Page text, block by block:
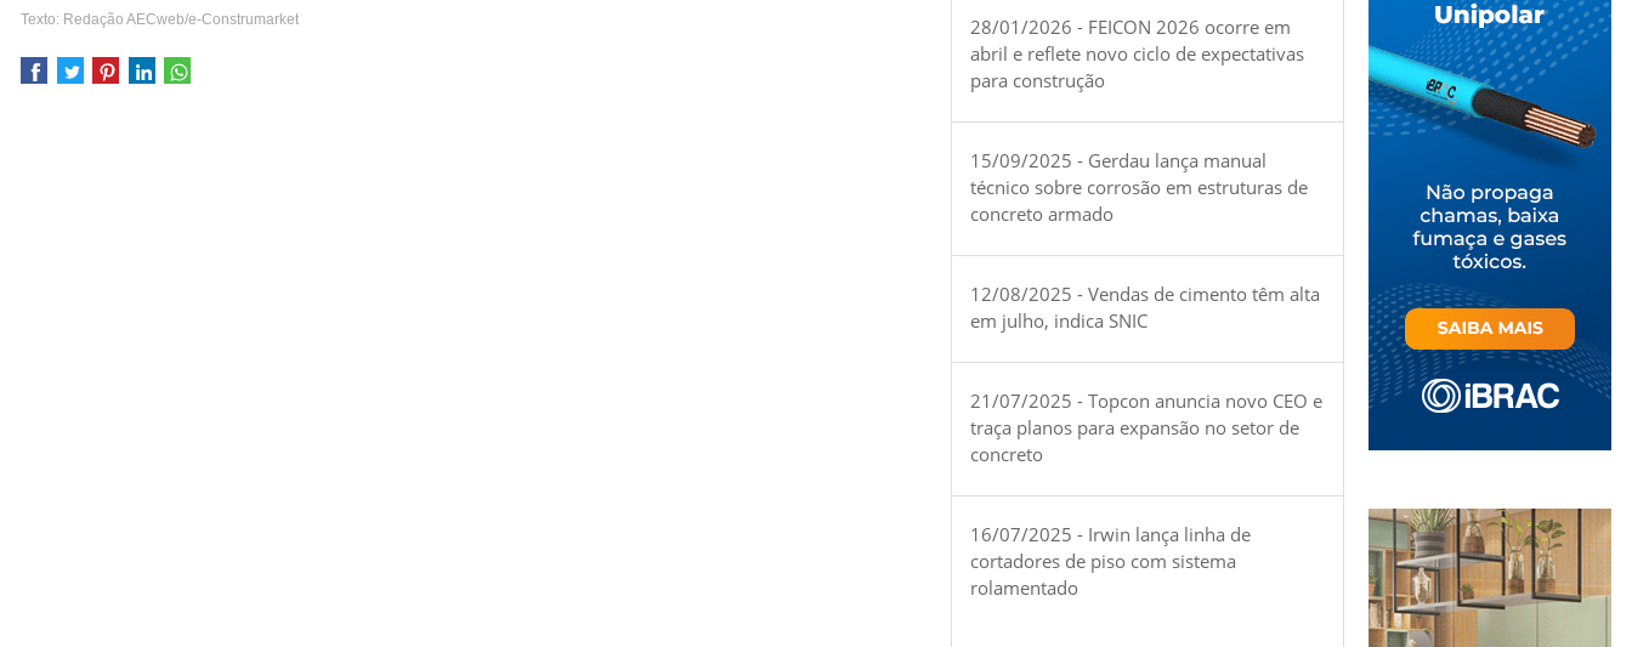
Texto: Redação AECweb/e-Construmarket
28/01/2026 - FEICON 2026 ocorre em
abril e reflete novo ciclo de expectativas
para construção
15/09/2025 - Gerdau lança manual
técnico sobre corrosão em estruturas de
concreto armado
12/08/2025 - Vendas de cimento têm alta
em julho, indica SNIC
21/07/2025 - Topcon anuncia novo CEO e
traça planos para expansão no setor de
concreto
16/07/2025 - Irwin lança linha de
cortadores de piso com sistema
rolamentado